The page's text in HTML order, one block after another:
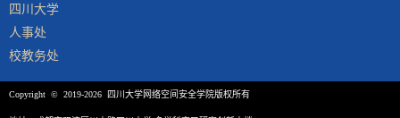
四川大学
人事处
校教务处
Copyright © 2019-2026 四川大学网络空间安全学院版权所有